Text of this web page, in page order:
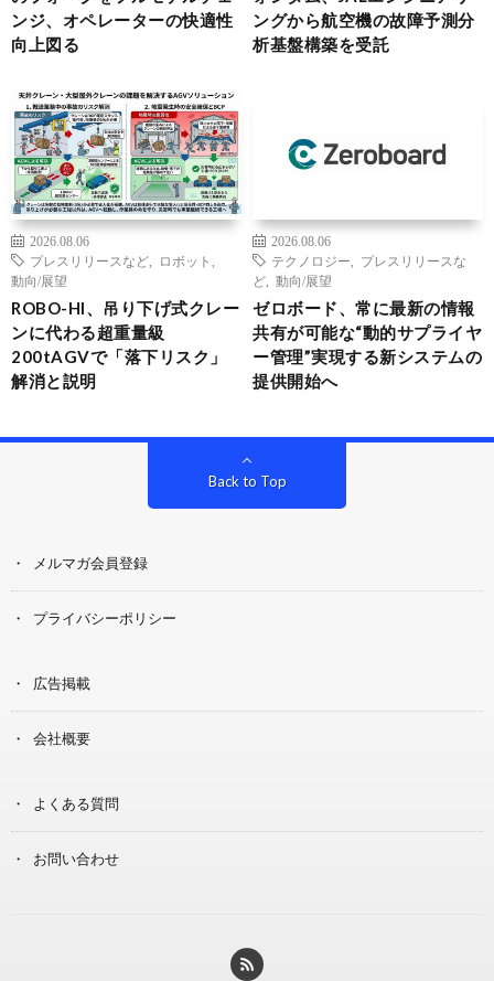
ンジ、オペレーターの快適性
向上図る
ングから航空機の故障予測分
析基盤構築を受託
2026.08.06
プレスリリースなど
ロボット
動向/展望
ROBO-HI、吊り下げ式クレー
ンに代わる超重量級
200tAGVで「落下リスク」
解消と説明
2026.08.06
テクノロジー
プレスリリースな
ど
動向/展望
ゼロボード、常に最新の情報
共有が可能な“動的サプライヤ
ー管理”実現する新システムの
提供開始へ
Back to Top
メルマガ会員登録
プライバシーポリシー
広告掲載
会社概要
よくある質問
お問い合わせ